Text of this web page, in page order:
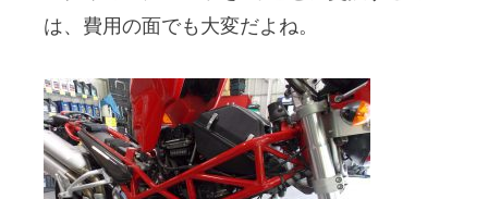
は、費用の面でも大変だよね。